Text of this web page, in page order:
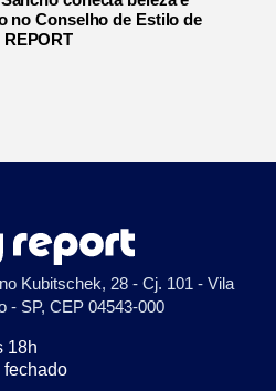
no Conselho de Estilo de
Kubitschek, 28 - Cj. 101 - Vila
- SP, CEP 04543-000
18h
fechado